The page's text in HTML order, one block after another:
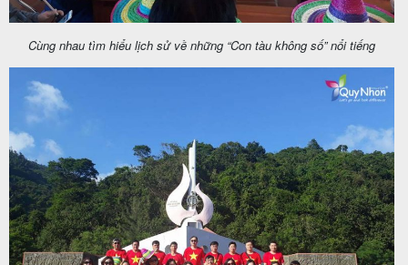
Cùng nhau tìm hiểu lịch sử về những “Con tàu không số” nổi tiếng